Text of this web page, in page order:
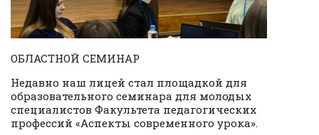
ОБЛАСТНОЙ СЕМИНАР
Недавно наш лицей стал площадкой для
образовательного семинара для молодых
специалистов Факультета педагогических
профессий «Аспекты современного урока».